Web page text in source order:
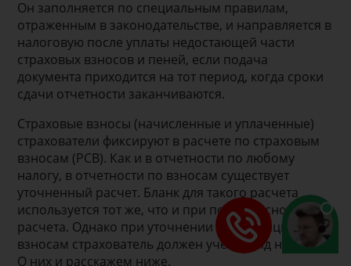
Он заполняется по специальным правилам,
отраженным в законодательстве, и направляется в
налоговую после уплаты недостающей части
страховых взносов и пеней, если подача
документа приходится на тот период, когда сроки
сдачи отчетности заканчиваются.
Страховые взносы (начисленные и уплаченные)
страхователи фиксируют в расчете по страховым
взносам (РСВ). Как и в отчетности по любому
налогу, в отчетности по взносам существует
уточненный расчет. Бланк для такого расчета
используется тот же, что и при подаче основного
расчета. Однако при уточнении информации по
взносам страхователь должен учесть ряд нюансов.
О них и расскажем ниже.